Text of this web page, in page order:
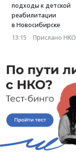
подходы к детской
реабилитации
в Новосибирске
13:15 · Прислано НКО